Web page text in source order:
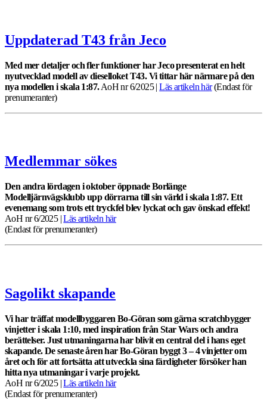
Uppdaterad T43 från Jeco
Med mer detaljer och fler funktioner har Jeco presenterat en helt
nyutvecklad modell av dieselloket T43. Vi tittar här närmare på den
nya modellen i skala 1:87.AoH nr 6/2025 |Läs artikeln här(Endast för
prenumeranter)
Medlemmar sökes
Den andra lördagen i oktober öppnade Borlänge
Modelljärnvägsklubb upp dörrarna till sin värld i skala 1:87. Ett
evenemang som trots ett tryckfel blev lyckat och gav önskad effekt!
AoH nr 6/2025 |Läs artikeln här
(Endast för prenumeranter)
Sagolikt skapande
Vi har träffat modellbyggaren Bo-Göran som gärna scratchbygger
vinjetter i skala 1:10, med inspiration från Star Wars och andra
berättelser. Just utmaningarna har blivit en central del i hans eget
skapande. De senaste åren har Bo-Göran byggt 3 – 4 vinjetter om
året och för att fortsätta att utveckla sina färdigheter försöker han
hitta nya utmaningar i varje projekt.
AoH nr 6/2025 |Läs artikeln här
(Endast för prenumeranter)